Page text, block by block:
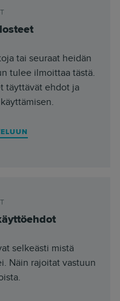
tai seuraat heidän
tulee ilmoittaa tästä.
täyttävät ehdot ja
selkeästi mistä
Näin rajoitat vastuun